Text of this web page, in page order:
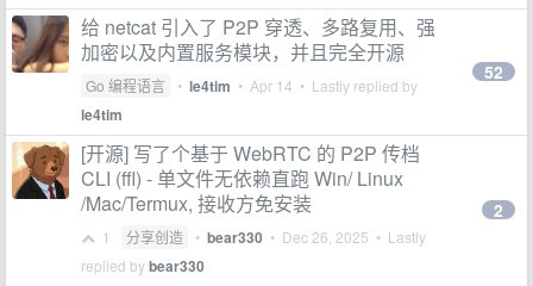
给 netcat 引入了 P2P 穿透、多路复用、强
加密以及内置服务模块，并且完全开源
Go 编程语言 • le4tim • Apr 14 • Lastly replied by
le4tim
52
[开源] 写了个基于 WebRTC 的 P2P 传档
CLI (ffl) - 单文件无依赖直跑 Win/ Linux
/Mac/Termux, 接收方免安装
1 分享创造 • bear330 • Dec 26, 2025 • Lastly
replied bybear330
2